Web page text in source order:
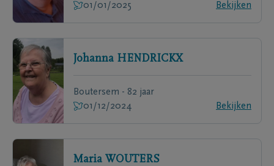
01/01/2025
Bekijken
Johanna HENDRICKX
Boutersem - 82 jaar
01/12/2024
Bekijken
Maria WOUTERS